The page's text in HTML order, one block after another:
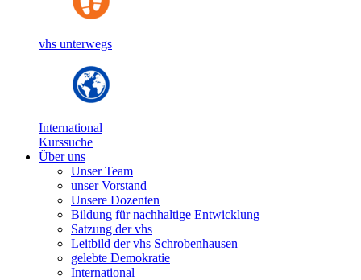
vhs unterwegs
International
Kurssuche
Über uns
Unser Team
unser Vorstand
Unsere Dozenten
Bildung für nachhaltige Entwicklung
Satzung der vhs
Leitbild der vhs Schrobenhausen
gelebte Demokratie
International